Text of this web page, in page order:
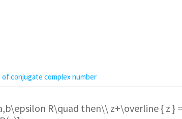
conjugate complex number
R\quad then\\ z+\overline { z }